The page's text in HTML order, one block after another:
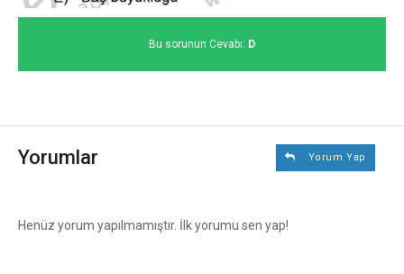
Bu sorunun Cevabı: D
Yorumlar Yorum Yap
Henüz yorum yapılmamıştır. İlk yorumu sen yap!